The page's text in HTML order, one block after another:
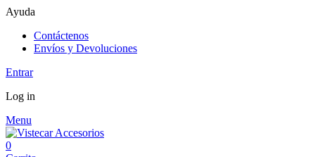
Ayuda
Contáctenos
Envíos y Devoluciones
Entrar
Log in
Menu
0